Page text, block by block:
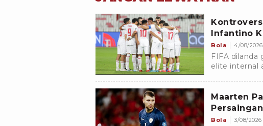
Infantino
Bola 4/08/
FIFA
elite internal
Maarten
Persaingan
Bola 3/08/2026